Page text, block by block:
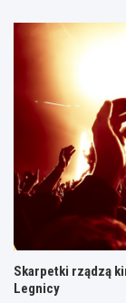
Skarpetki rządzą
Legnicy